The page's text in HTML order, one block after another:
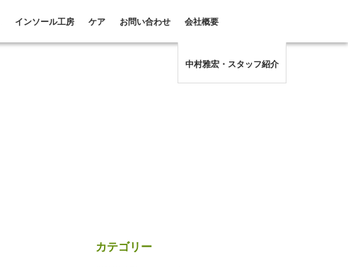
インソール工房 ケア お問い合わせ 会社概要
中村雅宏・スタッフ紹介
カテゴリー